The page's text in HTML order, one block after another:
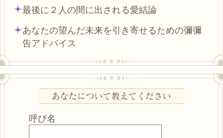
最後に２人の間に出される愛結論
あなたの望んだ未来を引き寄せるための彌彌
告アドバイス
呼び名